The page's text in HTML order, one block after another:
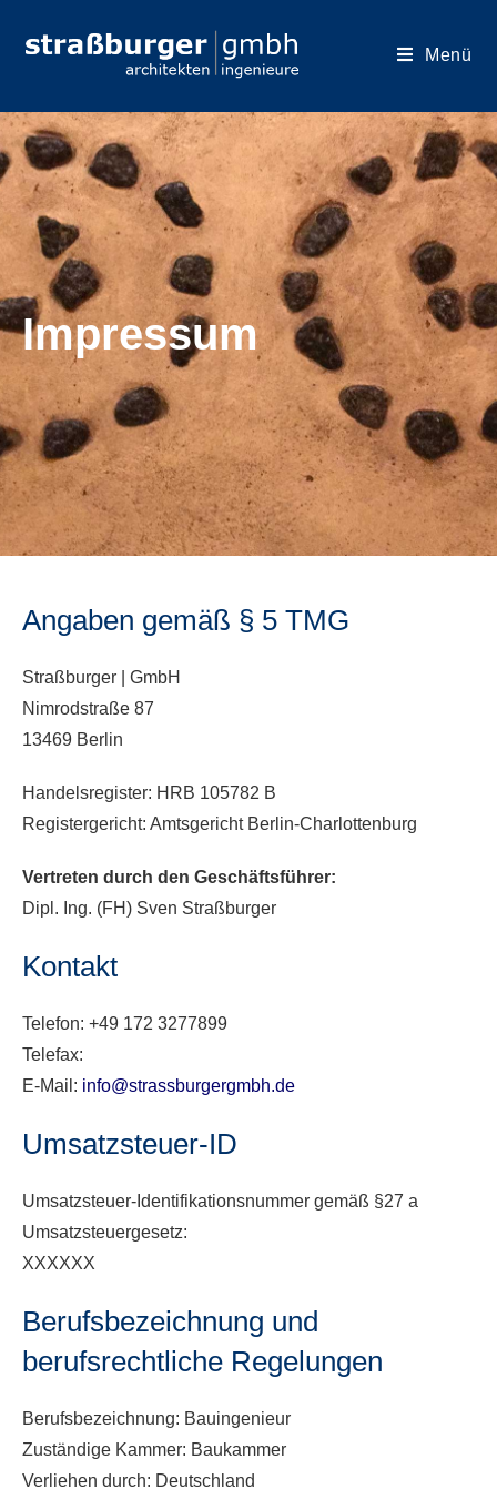
Menü
Impressum
Angaben gemäß § 5 TMG
Straßburger | GmbH
Nimrodstraße 87
13469 Berlin
Handelsregister: HRB 105782 B
Registergericht: Amtsgericht Berlin-Charlottenburg
Vertreten durch den Geschäftsführer:
Dipl. Ing. (FH) Sven Straßburger
Kontakt
Telefon: +49 172 3277899
Telefax:
E-Mail: info@strassburgergmbh.de
Umsatzsteuer-ID
Umsatzsteuer-Identifikationsnummer gemäß §27 a
Umsatzsteuergesetz:
XXXXXX
Berufsbezeichnung und
berufsrechtliche Regelungen
Berufsbezeichnung: Bauingenieur
Zuständige Kammer: Baukammer
Verliehen durch: Deutschland